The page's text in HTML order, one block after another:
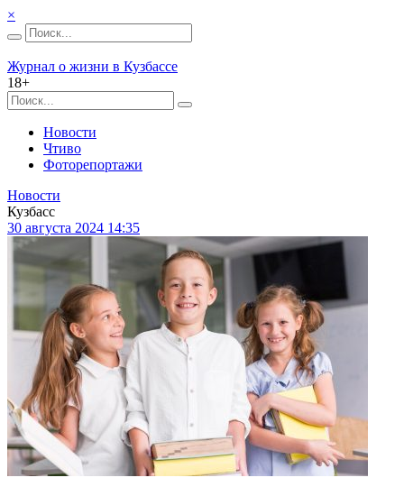
×
Журнал о жизни в Кузбассе
18+
Новости
Чтиво
Фоторепортажи
Новости
Кузбасс
30 августа 2024 14:35